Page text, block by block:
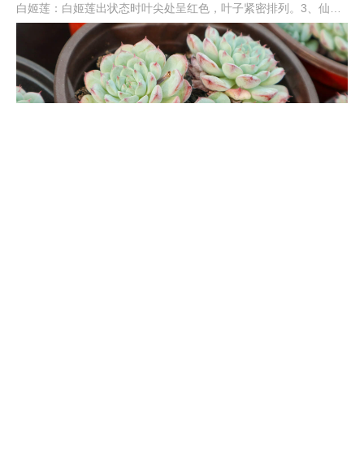
白姬莲：白姬莲出状态时叶尖处呈红色，叶子紧密排列。3、仙女
杯：仙女杯的叶片是白色，叶尖是有一定弧形的。4、红宝石：红
宝石叶色好看，外表通红，叶子排列呈莲花座。5、其他：还有碧
光环、静夜、蓝苹果、爱斯诺、唐印、奶酪。